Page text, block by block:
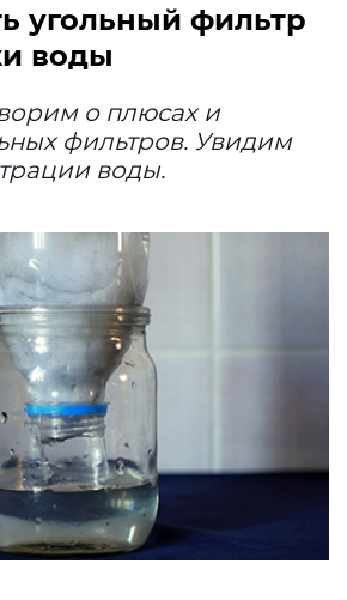
угольный фильтр
воды
о плюсах и
фильтров. Увидим
воды.